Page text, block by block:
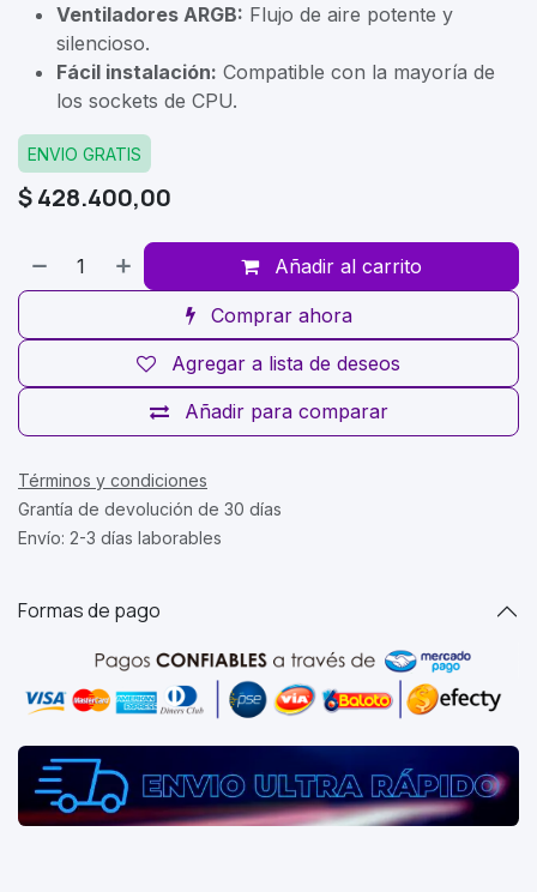
Ventiladores ARGB: Flujo de aire potente y
silencioso.
Fácil instalación: Compatible con la mayoría de
los sockets de CPU.
ENVIO GRATIS
$428.400,00
Añadir al carrito
Comprar ahora
Añadir para comparar
Agregar a lista de deseos
Términos y condiciones
Grantía de devolución de 30 días
Envío: 2-3 días laborables
Formas de pago